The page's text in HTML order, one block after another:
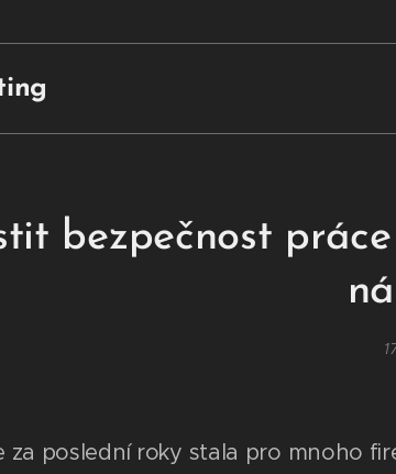
bezpečnost
za poslední roky stala pro mnoho